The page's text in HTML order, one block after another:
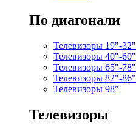
По диагонали
Телевизоры 19"-32"
Телевизоры 40"-60"
Телевизоры 65"-78"
Телевизоры 82"-86"
Телевизоры 98"
Телевизоры